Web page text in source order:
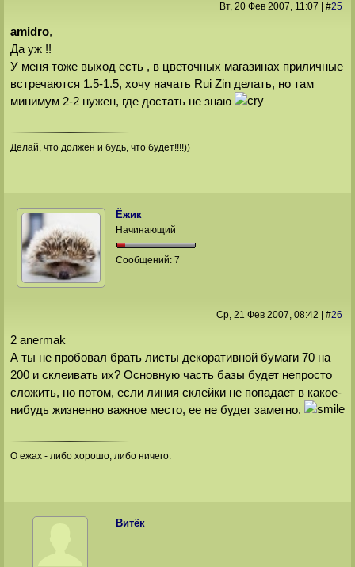
Вт, 20 Фев 2007, 11:07 #25
amidro,
Да уж !!
У меня тоже выход есть , в цветочных магазинах приличные
встречаются 1.5-1.5, хочу начать Rui Zin делать, но там
минимум 2-2 нужен, где достать не знаю
Делай, что должен и будь, что будет!!!!))
Ёжик
Начинающий
Сообщений:7
Ср, 21 Фев 2007, 08:42 #26
2 anermak
А ты не пробовал брать листы декоративной бумаги 70 на
200 и склеивать их? Основную часть базы будет непросто
сложить, но потом, если линия склейки не попадает в какое-
нибудь жизненно важное место, ее не будет заметно.
О ежах - либо хорошо, либо ничего.
Витёк